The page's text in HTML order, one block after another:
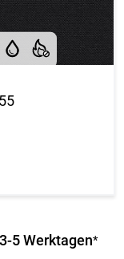
5 Werktagen*